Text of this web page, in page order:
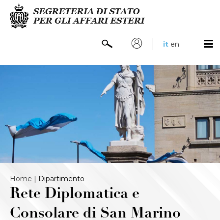
it en
Home | Dipartimento
Rete Diplomatica e
Consolare di San Marino